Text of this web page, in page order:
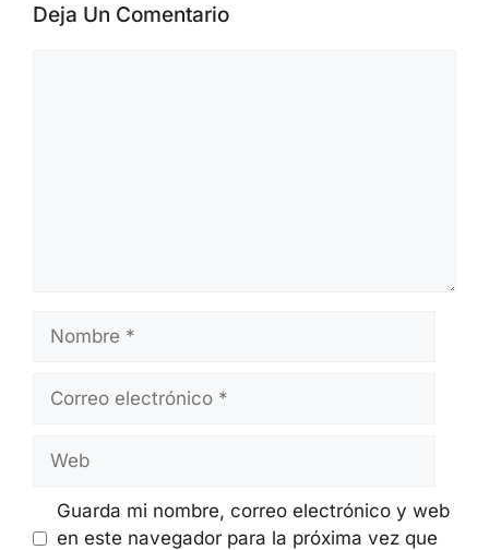
Deja Un Comentario
electrónico
Guarda mi nombre, correo electrónico y web
en este navegador para la próxima vez que